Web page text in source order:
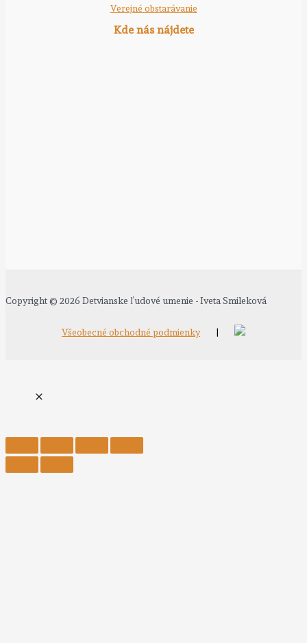
Verejné obstarávanie
Kde nás nájdete
Copyright © 2026 Detvianske ľudové umenie - Iveta Smileková
Všeobecné obchodné podmienky |